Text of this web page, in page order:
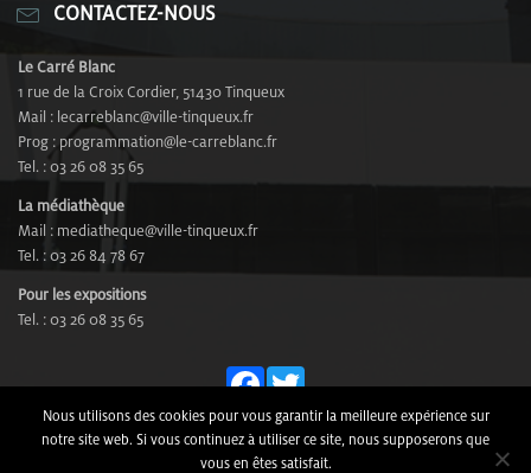
CONTACTEZ-NOUS
Le Carré Blanc
1 rue de la Croix Cordier, 51430 Tinqueux
Mail : lecarreblanc@ville-tinqueux.fr
Prog : programmation@le-carreblanc.fr
Tel. : 03 26 08 35 65
La médiathèque
Mail : mediatheque@ville-tinqueux.fr
Tel. : 03 26 84 78 67
Pour les expositions
Tel. : 03 26 08 35 65
Fa
ce
bo
T
wi
tt
© Le Carré Blanc - Rue de la Croix Cordier, 51430 Tinqueux -
Tél. 03 26 08 35 65 - Mentions Légales -Plan du site-
Nous utilisons des cookies pour vous garantir la meilleure expérience sur
notre site web. Si vous continuez à utiliser ce site, nous supposerons que
vous en êtes satisfait.